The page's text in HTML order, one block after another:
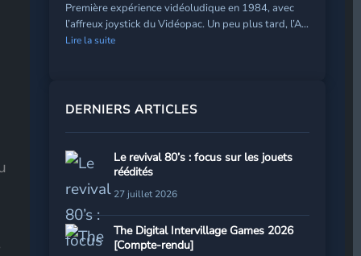
Première expérience vidéoludique en 1984, avec
l’affreux joystick du Vidéopac. Un peu plus tard, l’A…
Lire la suite
DERNIERS ARTICLES
Le revival 80’s : focus sur les jouets
réédités
27 juillet 2026
The Digital Intervillage Games 2026
[Compte-rendu]